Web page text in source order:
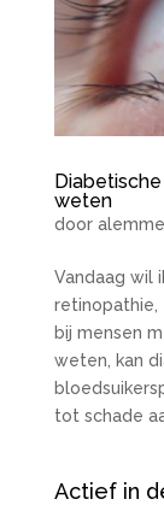
weten
door
Vandaag wil
retinopathie,
bij mensen
weten, kan
tot schade
Actief in